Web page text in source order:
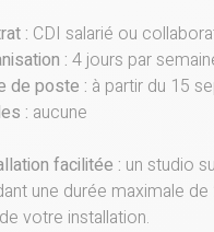
: CDI salarié ou
: 4 jours par
de poste : à partir du 15
: aucune
facilitée : un studio
une durée maximale
votre installation.